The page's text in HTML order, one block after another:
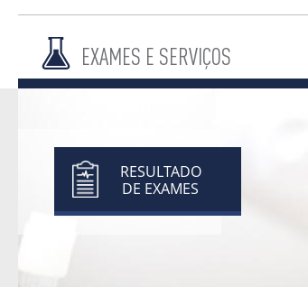
EXAMES E SERVIÇOS
RESULTADO
DE EXAMES